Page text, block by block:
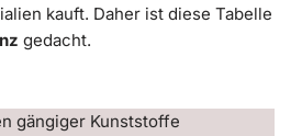
kauft. Daher ist diese Tabelle
gedacht.
gängiger Kunststoffe